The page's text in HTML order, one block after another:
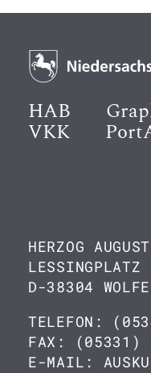
HAB
VKK
HERZOG
LESSINGPLATZ
D-38304
TELEFON:
FAX: (05331)
E-MAIL: